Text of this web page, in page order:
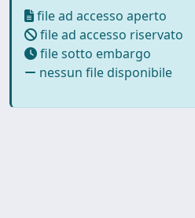
file ad accesso aperto
file ad accesso riservato
file sotto embargo
nessun file disponibile